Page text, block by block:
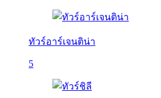
ทัวร์อาร์เจนติน่า
5